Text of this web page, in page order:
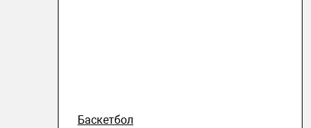
Баскетбол